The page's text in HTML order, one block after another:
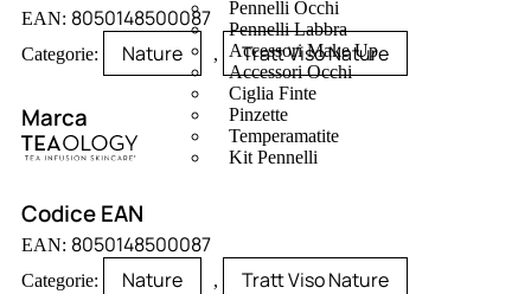
Pennelli Occhi
Pennelli Labbra
Accessori Make Up
Accessori Occhi
Ciglia Finte
Pinzette
Temperamatite
Kit Pennelli
EAN: 8050148500087
Categorie: Nature , Tratt Viso Nature
Marca
Codice EAN
EAN: 8050148500087
Categorie: Nature , Tratt Viso Nature